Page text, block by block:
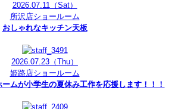
2026.07.11（Sat）
所沢店ショールーム
おしゃれなキッチン天板
2026.07.23 （Thu）
姫路店ショールーム
ームが小学生の夏休み工作を応援します！！！